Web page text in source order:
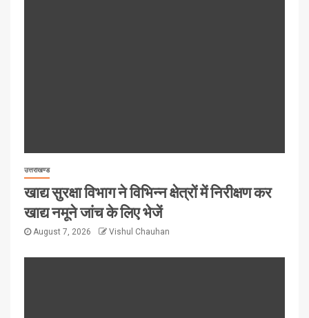
उत्तराखण्ड
खाद्य सुरक्षा विभाग ने विभिन्न क्षेत्रों में निरीक्षण कर
खाद्य नमूने जांच के लिए भेजें
August 7, 2026 Vishul Chauhan